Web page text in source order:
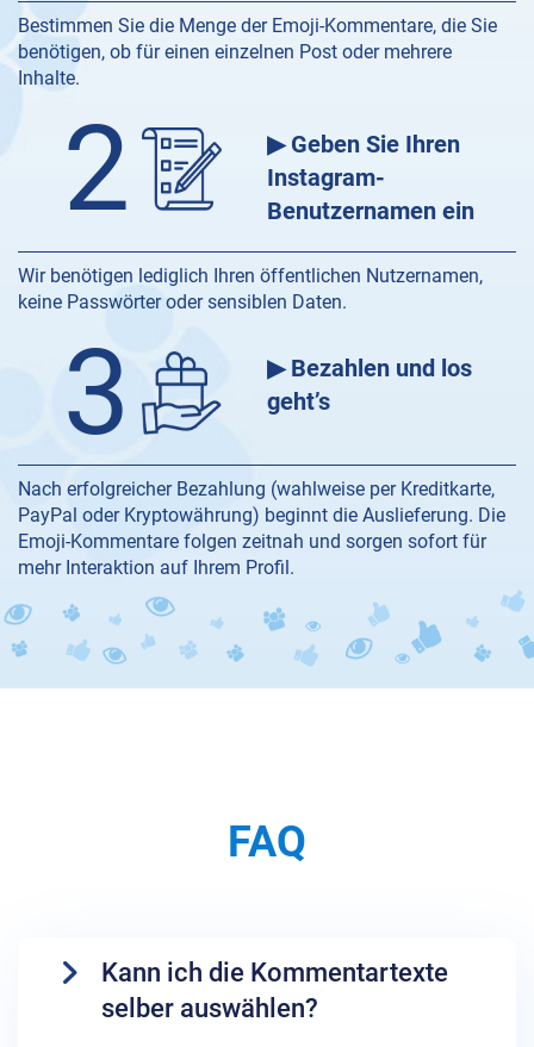
Bestimmen Sie die Menge der Emoji-Kommentare, die Sie
benötigen, ob für einen einzelnen Post oder mehrere
Inhalte.
2
▶ Geben Sie Ihren
Instagram-
Benutzernamen ein
Wir benötigen lediglich Ihren öffentlichen Nutzernamen,
keine Passwörter oder sensiblen Daten.
3
▶ Bezahlen und los
geht’s
Nach erfolgreicher Bezahlung (wahlweise per Kreditkarte,
PayPal oder Kryptowährung) beginnt die Auslieferung. Die
Emoji-Kommentare folgen zeitnah und sorgen sofort für
mehr Interaktion auf Ihrem Profil.
FAQ
Kann ich die Kommentartexte
selber auswählen?